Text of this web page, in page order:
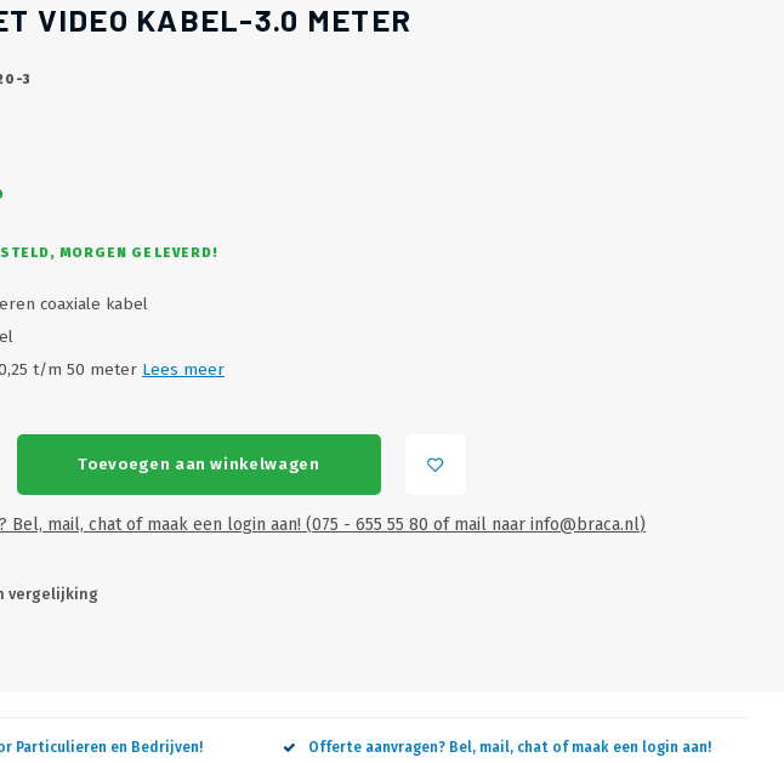
VIDEO KABEL-3.0 METER
3
MORGEN GELEVERD!
coaxiale kabel
t/m 50 meter Lees meer
Toevoegen aan winkelwagen
Bel, mail, chat of maak een login aan! (075 - 655 55 80 of mail naar info@braca.nl)
vergelijking
Particulieren en Bedrijven! Offerte aanvragen? Bel, mail, chat of maak een login aan!